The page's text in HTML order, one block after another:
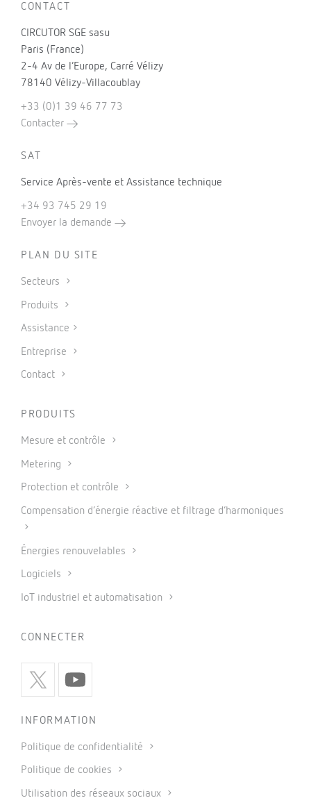
CONTACT
CIRCUTOR SGE sasu
Paris (France)
2-4 Av de l’Europe, Carré Vélizy
78140 Vélizy-Villacoublay
+33 (0)1 39 46 77 73
Contacter
SAT
Service Après-vente et Assistance technique
+34 93 745 29 19
Envoyer la demande
PLAN DU SITE
Secteurs
Produits
Assistance
Entreprise
Contact
PRODUITS
Mesure et contrôle
Metering
Protection et contrôle
Compensation d’énergie réactive et filtrage d’harmoniques
Énergies renouvelables
Logiciels
IoT industriel et automatisation
CONNECTER
INFORMATION
Politique de confidentialité
Politique de cookies
Utilisation des réseaux sociaux